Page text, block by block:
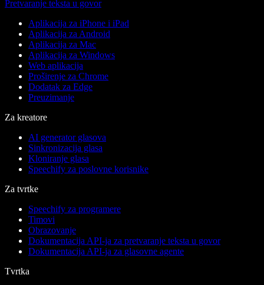
Pretvaranje teksta u govor
Aplikacija za iPhone i iPad
Aplikacija za Android
Aplikacija za Mac
Aplikacija za Windows
Web aplikacija
Proširenje za Chrome
Dodatak za Edge
Preuzimanje
Za kreatore
AI generator glasova
Sinkronizacija glasa
Kloniranje glasa
Speechify za poslovne korisnike
Za tvrtke
Speechify za programere
Timovi
Obrazovanje
Dokumentacija API-ja za pretvaranje teksta u govor
Dokumentacija API-ja za glasovne agente
Tvrtka